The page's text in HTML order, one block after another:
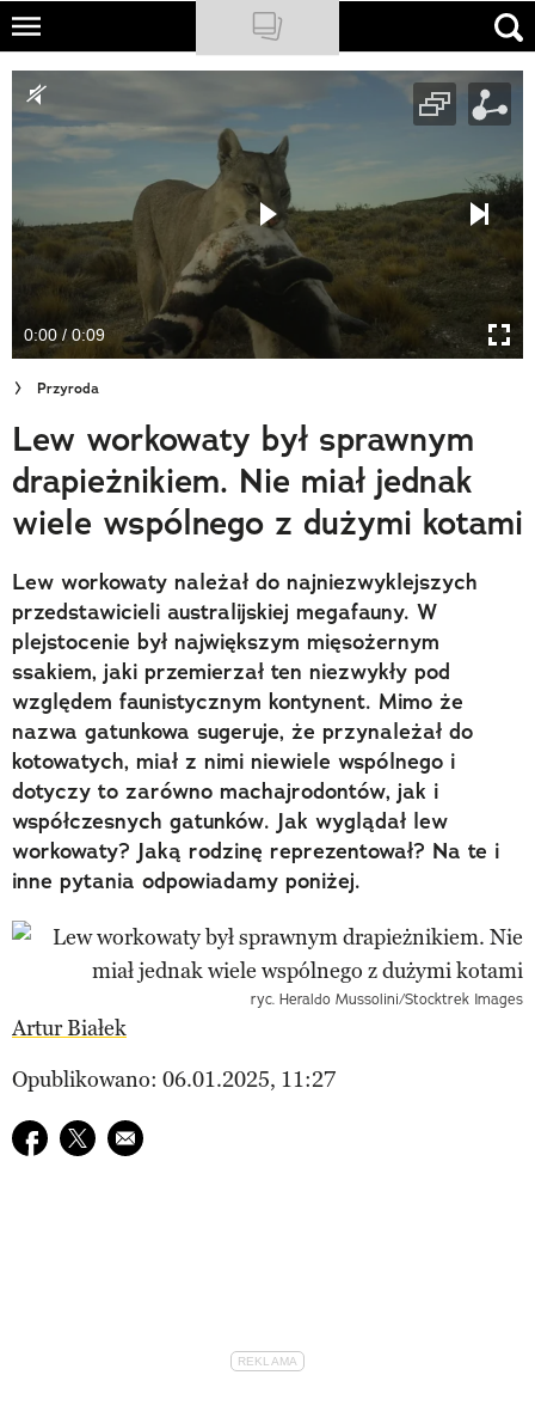
Skip
main
content
NATIONAL GEOGRAPHIC
TRAVELER
PODCASTY
Sklep
Newsletter
Cuda Polski
Wielki Konkurs Fotograficzny
Trendbook Podróżniczy
Polecane
0:00 / 0:09
Przyroda
Lew workowaty był sprawnym
drapieżnikiem. Nie miał jednak
wiele wspólnego z dużymi kotami
Lew workowaty należał do najniezwyklejszych
przedstawicieli australijskiej megafauny. W
plejstocenie był największym mięsożernym
ssakiem, jaki przemierzał ten niezwykły pod
względem faunistycznym kontynent. Mimo że
nazwa gatunkowa sugeruje, że przynależał do
kotowatych, miał z nimi niewiele wspólnego i
dotyczy to zarówno machajrodontów, jak i
współczesnych gatunków. Jak wyglądał lew
workowaty? Jaką rodzinę reprezentował? Na te i
inne pytania odpowiadamy poniżej.
ryc. Heraldo Mussolini/Stocktrek Images
Artur Białek
Opublikowano: 06.01.2025, 11:27
Udostępnij na facebook
Udostępnij na twitter
E-mail do przyjaciela